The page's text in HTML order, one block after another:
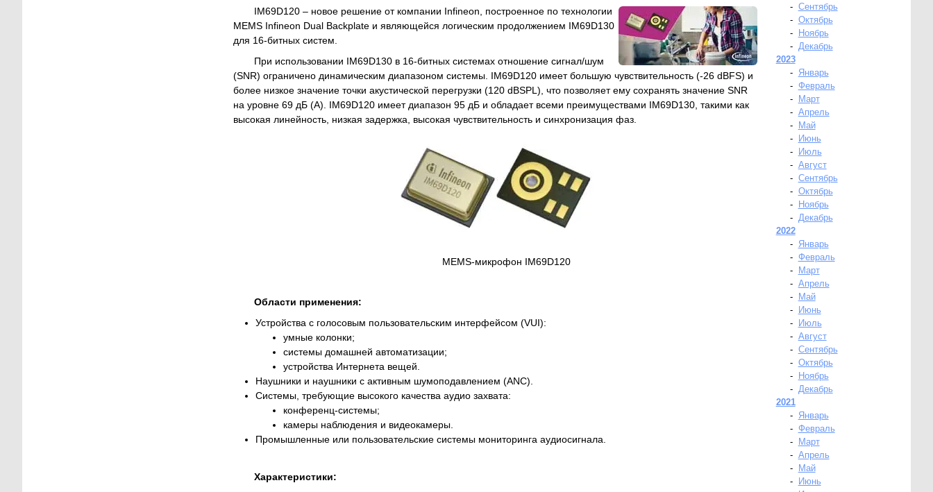
IM69D120 – новое решение от компании Infineon, построенное по технологии
MEMS Infineon Dual Backplate и являющейся логическим продолжением IM69D130
для 16-битных систем.
При использовании IM69D130 в 16-битных системах отношение сигнал/шум
(SNR) ограничено динамическим диапазоном системы. IM69D120 имеет большую чувствительность (-26 dBFS) и
более низкое значение точки акустической перегрузки (120 dBSPL), что позволяет ему сохранять значение SNR
на уровне 69 дБ (A). IM69D120 имеет диапазон 95 дБ и обладает всеми преимуществами IM69D130, такими как
высокая линейность, низкая задержка, высокая чувствительность и синхронизация фаз.
MEMS-микрофон IM69D120
Области применения:
Устройства с голосовым пользовательским интерфейсом (VUI):
умные колонки;
системы домашней автоматизации;
устройства Интернета вещей.
Наушники и наушники с активным шумоподавлением (ANC).
Системы, требующие высокого качества аудио захвата:
конференц-системы;
камеры наблюдения и видеокамеры.
Промышленные или пользовательские системы мониторинга аудиосигнала.
Характеристики:
- Сентябрь
- Октябрь
-
Ноябрь
- Декабрь
2023
-
Январь
- Февраль
-
Март
- Апрель
-
Май
-
Июнь
-
Июль
- Август
- Сентябрь
- Октябрь
-
Ноябрь
- Декабрь
2022
-
Январь
- Февраль
-
Март
- Апрель
-
Май
-
Июнь
-
Июль
- Август
- Сентябрь
- Октябрь
-
Ноябрь
- Декабрь
2021
-
Январь
- Февраль
-
Март
- Апрель
-
Май
-
Июнь